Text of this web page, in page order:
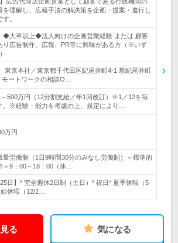
を理解し、広報手法の解決策を企画・提案・進行し
。
◆大卒以上◆法人向けの企画営業経験 または 顧客
り広告制作、広報、PR等に興味がある方（※いず
東京本社／東京都千代田区紀尾井町4-1 新紀尾井町
ートワークの相談O…
500万円（12分割支給／年1回改訂）※1／12を毎
。※経験・能力を考慮の上、規定により…
万円
量労働制（1日9時間30分のみなし労働制）＜標準的
＞9：00～18：00（休…
日】* 完全週休2日制（土日）* 祝日* 夏季休暇（5
休暇（12/2…
る 気になる